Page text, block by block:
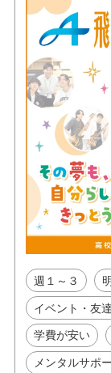
週１～３
イベント・友
学費が安い
メンタルサポ